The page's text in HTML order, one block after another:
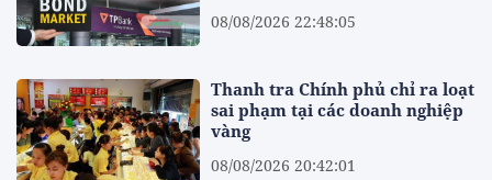
08/08/2026 22:48:05
Thanh tra Chính phủ chỉ ra loạt
sai phạm tại các doanh nghiệp
vàng
08/08/2026 20:42:01